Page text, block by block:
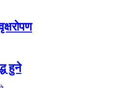
हुने